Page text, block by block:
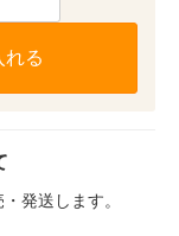
れる
発送します。